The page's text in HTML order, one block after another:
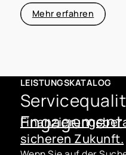
Mehr erfahren
LEISTUNGSKATALOG
sicheren Zukunft.